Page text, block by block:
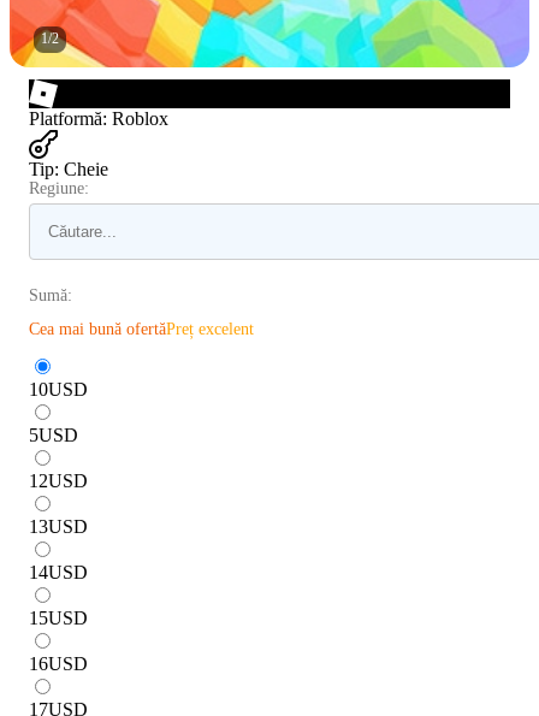
1/2
Platformă: Roblox
Tip: Cheie
Regiune:
Sumă:
Cea mai bună ofertăPreț excelent
10USD
5USD
12USD
13USD
14USD
15USD
16USD
17USD